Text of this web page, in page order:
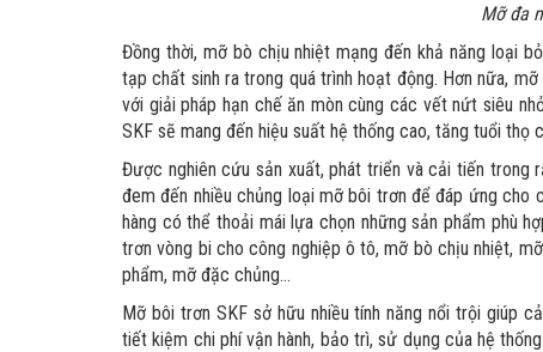
Mỡ đa
Đồng thời, mỡ bò chịu nhiệt mạng đến khả năng loại
tạp chất sinh ra trong quá trình hoạt động. Hơn nữa,
với giải pháp hạn chế ăn mòn cùng các vết nứt siêu
SKF sẽ mang đến hiệu suất hệ thống cao, tăng tuổi
Được nghiên cứu sản xuất, phát triển và cải tiến trong
đem đến nhiều chủng loại mỡ bôi trơn để đáp ứng cho
hàng có thể thoải mái lựa chọn những sản phẩm phù
trơn vòng bi cho công nghiệp ô tô, mỡ bò chịu nhiệt,
phẩm, mỡ đặc chủng...
Mỡ bôi trơn SKF sở hữu nhiều tính năng nổi trội giúp
tiết kiệm chi phí vận hành, bảo trì, sử dụng của hệ